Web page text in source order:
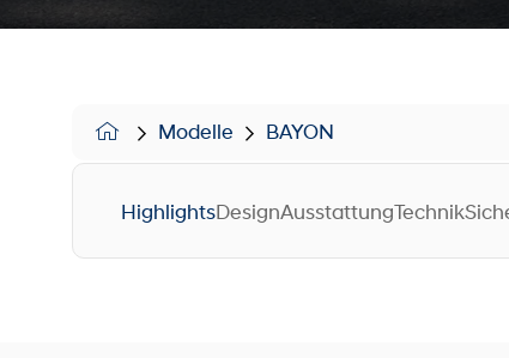
Modelle BAYON
HighlightsDesignAusstattungTechnik